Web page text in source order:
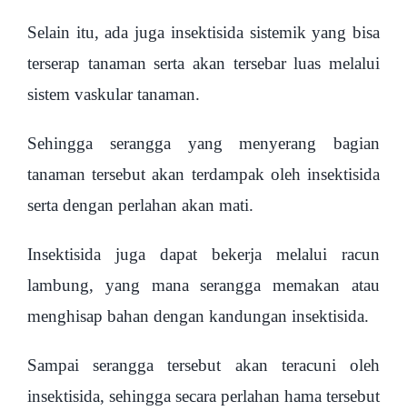
Selain itu, ada juga insektisida sistemik yang bisa
terserap tanaman serta akan tersebar luas melalui
sistem vaskular tanaman.
Sehingga serangga yang menyerang bagian
tanaman tersebut akan terdampak oleh insektisida
serta dengan perlahan akan mati.
Insektisida juga dapat bekerja melalui racun
lambung, yang mana serangga memakan atau
menghisap bahan dengan kandungan insektisida.
Sampai serangga tersebut akan teracuni oleh
insektisida, sehingga secara perlahan hama tersebut